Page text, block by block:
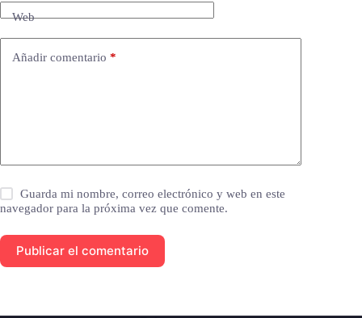
Web
Añadir comentario *
Guarda mi nombre, correo electrónico y web en este
navegador para la próxima vez que comente.
Publicar el comentario